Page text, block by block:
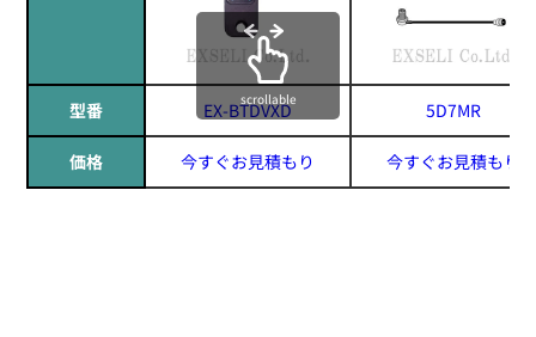
型番 EX-BTDVXD 5D7MR
価格 今すぐお見積もり 今すぐお見積もり
scrollable